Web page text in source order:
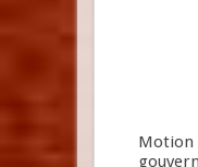
Motion